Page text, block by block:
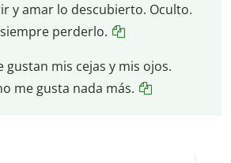
y amar lo descubierto. Oculto.
perderlo.
mis cejas y mis ojos.
me gusta nada más.